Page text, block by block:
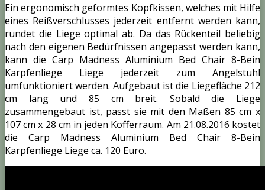
Ein ergonomisch geformtes Kopfkissen, welches mit Hilfe
eines Reißverschlusses jederzeit entfernt werden kann,
rundet die Liege optimal ab. Da das Rückenteil beliebig
nach den eigenen Bedürfnissen angepasst werden kann,
kann die Carp Madness Aluminium Bed Chair 8-Bein
Karpfenliege Liege jederzeit zum Angelstuhl
umfunktioniert werden. Aufgebaut ist die Liegefläche 212
cm lang und 85 cm breit. Sobald die Liege
zusammengebaut ist, passt sie mit den Maßen 85 cm x
107 cm x 28 cm in jeden Kofferraum. Am 21.08.2016 kostet
die Carp Madness Aluminium Bed Chair 8-Bein
Karpfenliege Liege ca. 120 Euro.